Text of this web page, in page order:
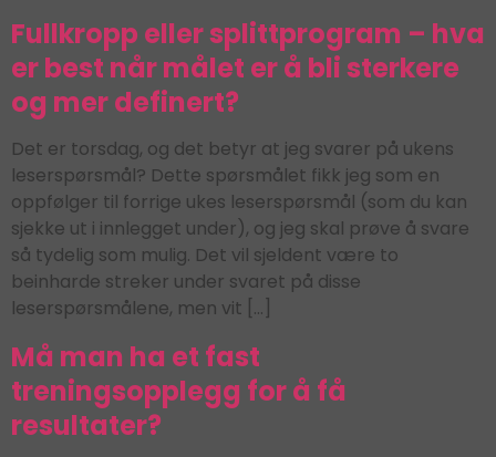
Fullkropp eller splittprogram – hva
er best når målet er å bli sterkere
og mer definert?
Det er torsdag, og det betyr at jeg svarer på ukens
leserspørsmål? Dette spørsmålet fikk jeg som en
oppfølger til forrige ukes leserspørsmål (som du kan
sjekke ut i innlegget under), og jeg skal prøve å svare
så tydelig som mulig. Det vil sjeldent være to
beinharde streker under svaret på disse
leserspørsmålene, men vit […]
Må man ha et fast
treningsopplegg for å få
resultater?